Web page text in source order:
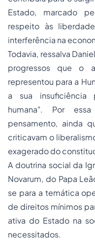
Estado, marcado
respeito às
interferência na
Todavia, ressalva
progressos que o
representou para a
a sua insuficiência
humana". Por
pensamento, ainda
criticavam o
exagerado do
A doutrina social da
Novarum, do Papa
se para a temática
de direitos mínimos
ativa do Estado na
necessitados.